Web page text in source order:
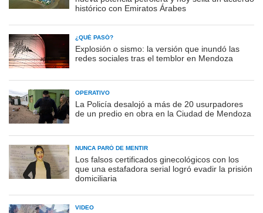
histórico con Emiratos Árabes
¿QUÉ PASÓ?
Explosión o sismo: la versión que inundó las
redes sociales tras el temblor en Mendoza
OPERATIVO
La Policía desalojó a más de 20 usurpadores
de un predio en obra en la Ciudad de Mendoza
NUNCA PARÓ DE MENTIR
Los falsos certificados ginecológicos con los
que una estafadora serial logró evadir la prisión
domiciliaria
VIDEO